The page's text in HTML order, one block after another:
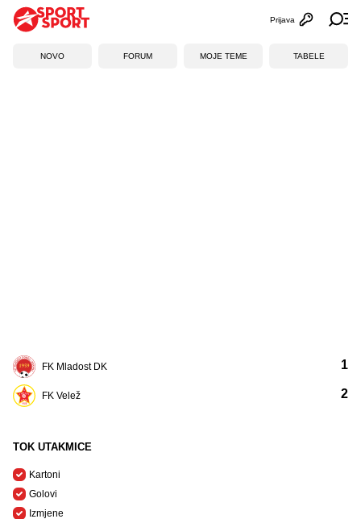
Otvori
Prijava
NOVO FORUM MOJE TEME TABELE
FK Mladost DK
FK Velež
1
2
TOK UTAKMICE
Kartoni
Golovi
Izmjene